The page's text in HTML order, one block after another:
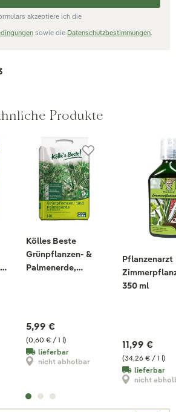
akzeptiere ich die
sowie die Datenschutzbestimmungen.
Produkte
Kölles Beste
Grünpflanzen- &
Palmenerde,
(0,60 € / 1 l)
5,99 €
lieferbar
nicht abholbar
Pflanzenarzt
350 ml
(34,26 € / 1 l)
11,99 €
lieferbar
nicht